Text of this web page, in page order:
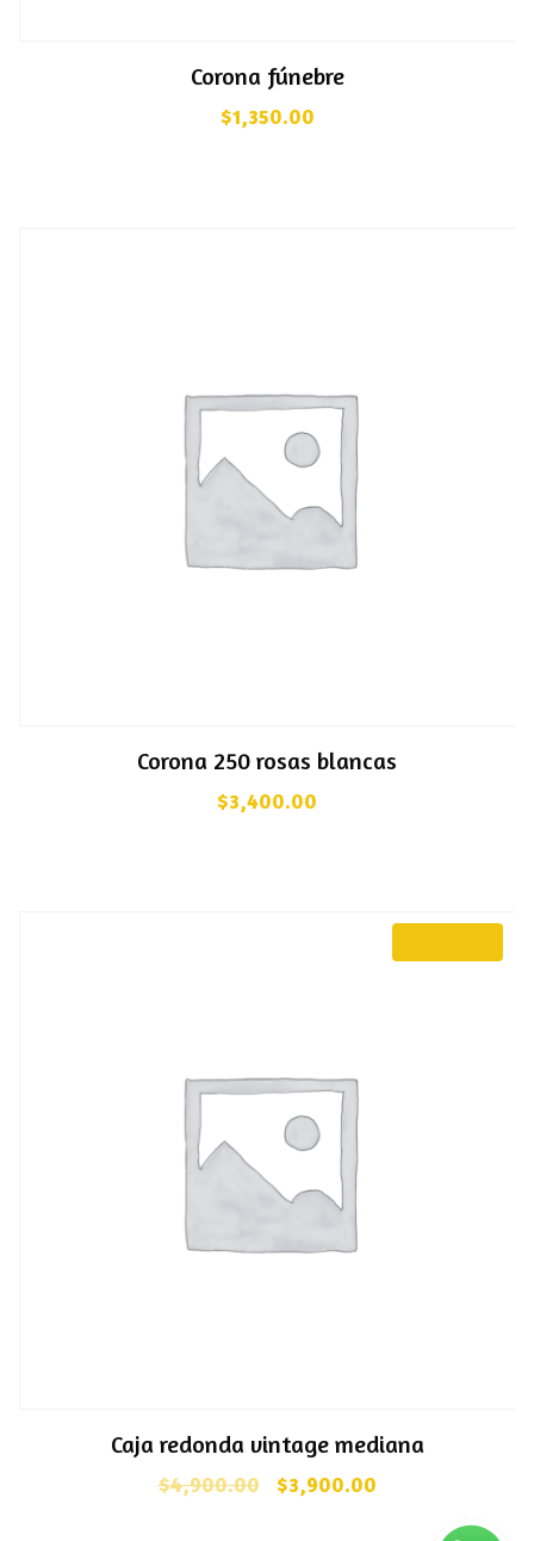
Corona fúnebre
$1,350.00
Corona 250 rosas blancas
$3,400.00
Caja redonda vintage mediana
$4,900.00 $3,900.00